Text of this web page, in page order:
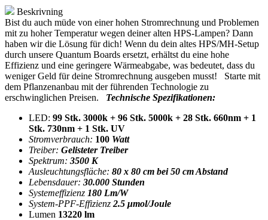
Beskrivning
Bist du auch müde von einer hohen Stromrechnung und Problemen
mit zu hoher Temperatur wegen deiner alten HPS-Lampen? Dann
haben wir die Lösung für dich! Wenn du dein altes HPS/MH-Setup
durch unsere Quantum Boards ersetzt, erhältst du eine hohe
Effizienz und eine geringere Wärmeabgabe, was bedeutet, dass du
weniger Geld für deine Stromrechnung ausgeben musst! Starte mit
dem Pflanzenanbau mit der führenden Technologie zu
erschwinglichen Preisen. Technische Spezifikationen:
LED: 99 Stk. 3000k + 96 Stk. 5000k + 28 Stk. 660nm + 1
Stk. 730nm + 1 Stk. UV
Stromverbrauch: 100 Watt
Treiber: Gelisteter Treiber
Spektrum: 3500 K
Ausleuchtungsfläche: 80 x 80 cm bei 50 cm Abstand
Lebensdauer: 30.000 Stunden
Systemeffizienz 180 Lm/W
System-PPF-Effizienz 2.5 μmol/Joule
Lumen 13220 lm